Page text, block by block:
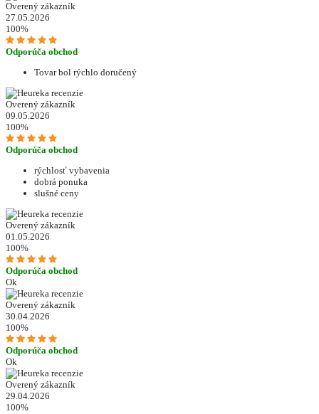
Overený zákazník
27.05.2026
100%
Odporúča obchod
Tovar bol rýchlo doručený
Overený zákazník
09.05.2026
100%
Odporúča obchod
rýchlosť vybavenia
dobrá ponuka
slušné ceny
Overený zákazník
01.05.2026
100%
Odporúča obchod
Ok
Overený zákazník
30.04.2026
100%
Odporúča obchod
Ok
Overený zákazník
29.04.2026
100%